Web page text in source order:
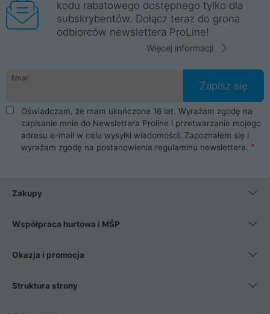
ProLine to polska firma ze 100% polskim kapitałem. Działamy
legalnie i płacimy podatki w naszym kraju! Posiadamy siedzibę
główną w Mirkowie oraz salony na terenie kraju. Cała
komunikacja ze sklepem komputerowym ProLine jest
danych osobowych. Dlatego zakup notebooka albo laptopa w
ProLine to czysta przyjemność i pełne bezpieczeństwo.
Zaopatrzysz się u nas w akcesoria i części komputerowe
takie jak procesory, karty graficzne, płyty główne, pamięci,
dyski SSD, M.2 oraz HDD. Nasi pracownicy pomogą Ci wybrać
najlepszy zasilacz komputerowy oraz obudowę do komputera.
Poza komputerami mamy również najlepsze na rynku
Smartfony takich producentów jak Xiaomi, Apple, Samsung i
wentylatory. Na koniec mając już to wszystko, możesz
kodu rabatowego dostępnego tylko dla
subskrybentów. Dołącz teraz do grona
odbiorców newslettera ProLine!
Więcej informacji
Email
Zapisz się
Oświadczam, że mam ukończone 16 lat. Wyrażam zgodę na
zapisanie mnie do Newslettera Proline i przetwarzanie mojego
adresu e-mail w celu wysyłki wiadomości. Zapoznałem się i
wyrażam zgodę na postanowienia regulaminu newslettera.
Zakupy
Współpraca hurtowa i MŚP
Okazja i promocja
Struktura strony